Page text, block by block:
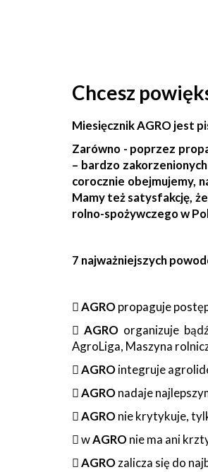
Chcesz
Miesięcznik AGRO jest
Zarówno - poprzez
– bardzo
corocznie obejmujemy,
Mamy też satysfakcję,
rolno-spożywczego w
7 najważniejszych
AGROpropaguje
AGRO organizuje
AgroLiga, Maszyna
AGROintegruje
AGROnadaje
AGROnie krytykuje,
 wAGROnie ma ani
AGROzalicza się do